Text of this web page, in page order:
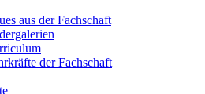
aus der Fachschaft
der Fachschaft